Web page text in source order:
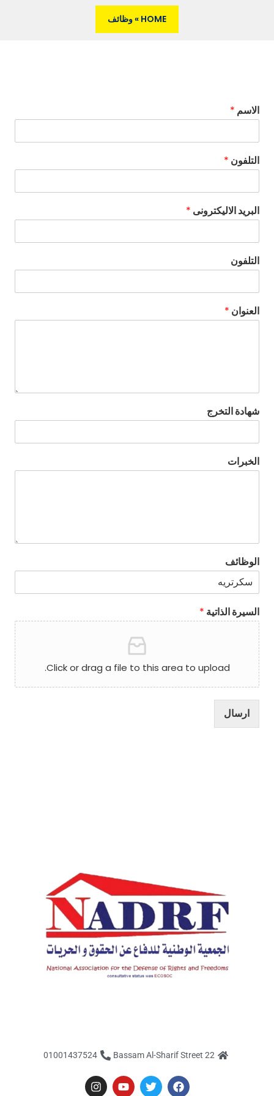
HOME
»وظائف
الاسم *
التلفون *
البريد الاليكترونى *
التلفون
العنوان *
شهادة التخرج
الخبرات
الوظائف
السيرة الذاتية *
Click or drag a file to this area to upload.
ارسال
22 Bassam Al-Sharif Street
01001437524